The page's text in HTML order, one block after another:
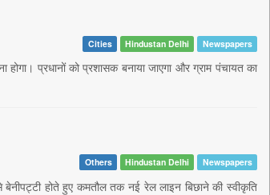
Cities Hindustan Delhi Newspapers
प्रधानों को प्रशासक बनाया जाएगा और ग्राम पंचायत का
Others Hindustan Delhi Newspapers
होते हुए कमतौल तक नई रेल लाइन बिछाने की स्वीकृति